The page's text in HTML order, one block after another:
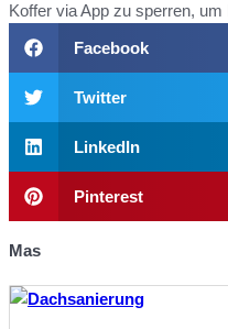
Koffer via App zu sperren,
Facebook
Twitter
LinkedIn
Pinterest
Mas